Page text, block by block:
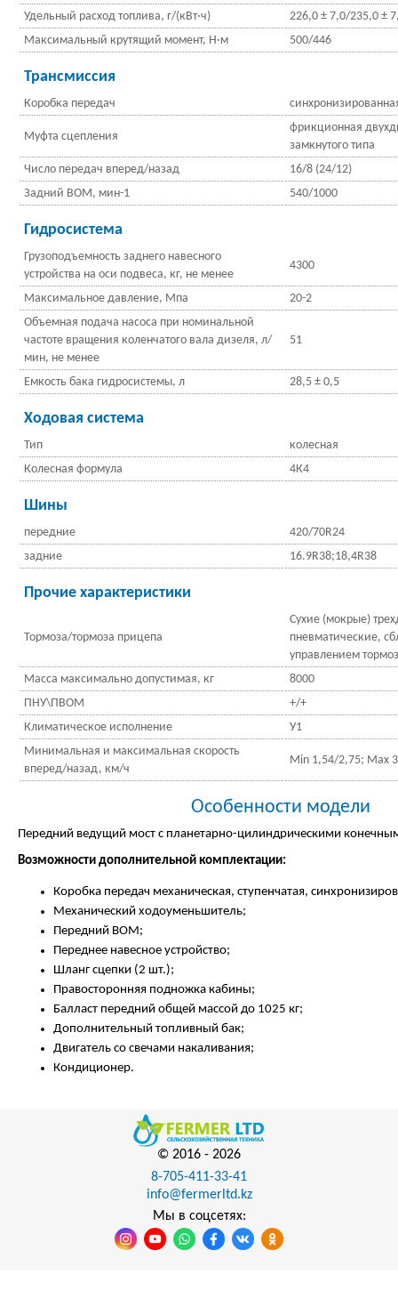
Удельный расход топлива, г/(кВт·ч)
226,0 ± 7,0/235,0 ±
Максимальный крутящий момент, Н·м
500/446
Трансмиссия
Коробка передач
Муфта сцепления
фрикционная
замкнутого типа
Число передач вперед/назад
16/8 (24/12)
Задний ВОМ, мин-1
540/1000
Гидросистема
Грузоподъемность заднего навесного
устройства на оси подвеса, кг, не менее
4300
Максимальное давление, Мпа
20-2
Объемная подача насоса при номинальной
частоте вращения коленчатого вала дизеля, л/
мин, не менее
51
Емкость бака гидросистемы, л 28,5 ± 0,5
Ходовая система
Тип
колесная
Колесная формула
4К4
Шины
передние
420/70R24
задние
16.9R38;18,4R38
Прочие характеристики
Тормоза/тормоза прицепа
Сухие (мокрые)
пневматические,
управлением
Масса максимально допустимая, кг
8000
ПНУ\ПВОМ
+/+
Климатическое исполнение
У1
Минимальная и максимальная скорость
вперед/назад, км/ч
Min 1,54/2,75; Max
Особенности модели
Передний ведущий мост с планетарно-цилиндрическими
Возможности дополнительной комплектации:
Коробка передач механическая, ступенчатая,
Механический ходоуменьшитель;
Передний ВОМ;
Переднее навесное устройство;
Шланг сцепки (2 шт.);
Правосторонняя подножка кабины;
Балласт передний общей массой до 1025 кг;
Дополнительный топливный бак;
Двигатель со свечами накаливания;
Кондиционер.
© 2016 - 2026
8-705-411-33-41
info@fermerltd.kz
Мы в соцсетях: